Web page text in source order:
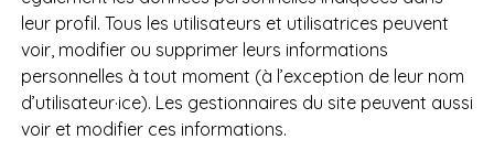
leur profil. Tous les utilisateurs et utilisatrices peuvent
voir, modifier ou supprimer leurs informations
personnelles à tout moment (à l’exception de leur nom
d’utilisateur·ice). Les gestionnaires du site peuvent aussi
voir et modifier ces informations.